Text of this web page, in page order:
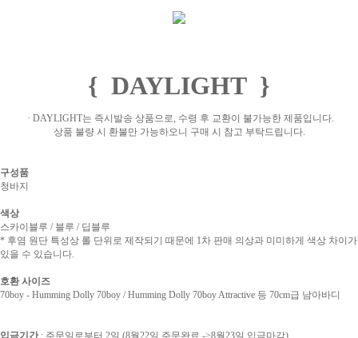
{ DAYLIGHT }
· DAYLIGHT는 즉시발송 상품으로, 수령 후 교환이 불가능한 제품입니다.
상품 불량 시 환불만 가능하오니 구매 시 참고 부탁드립니다.
구성품
청바지
색상
스카이블루 / 블루 / 딥블루
* 후염 원단 특성상 롤 단위로 제작되기 때문에 1차 판매 의상과 미미하게 색상 차이가
있을 수 있습니다.
호환 사이즈
70boy - Humming Dolly 70boy / Humming Dolly 70boy Attractive 등 70cm급 남아바디
입금기간 : 주문일로부터 2일 (8월22일 주문완료 ->8월23일 입금마감)